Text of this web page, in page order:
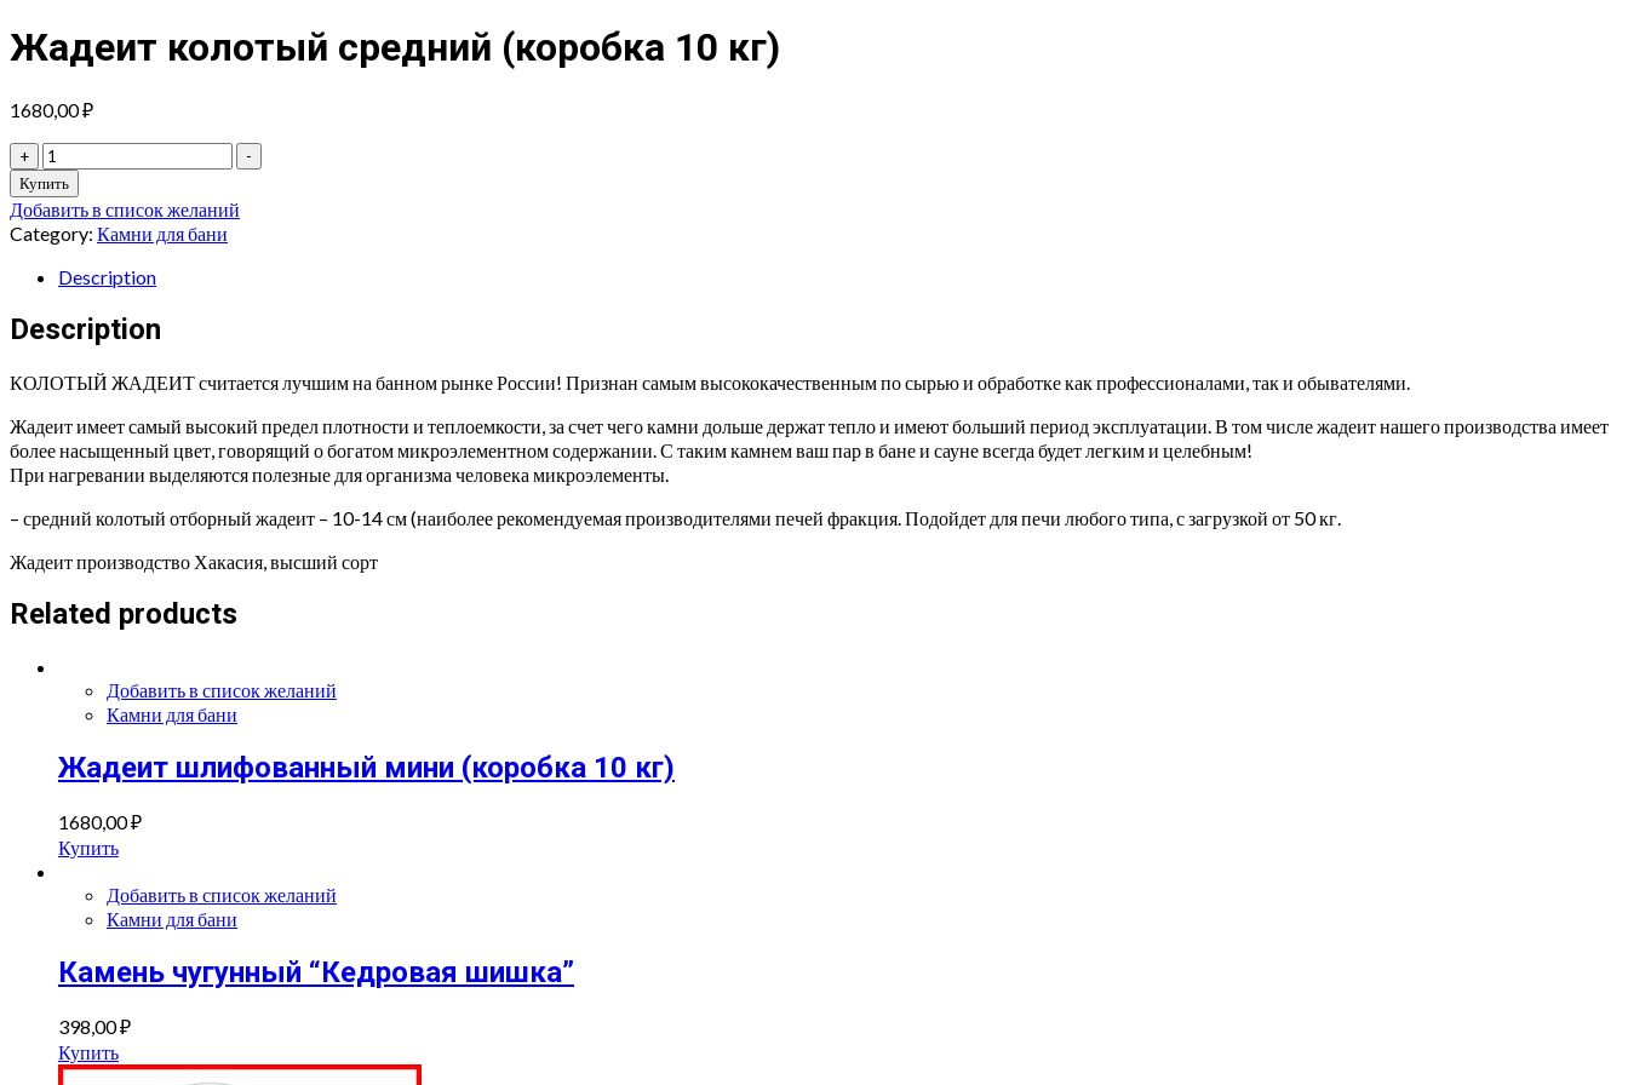
Жадеит колотый средний (коробка 10 кг)
1680,00₽
+
Жадеит
колотый
средний
(коробка
10
кг)
-
Купить
Добавить в список желаний
Category: Камни для бани
Description
Description
КОЛОТЫЙ ЖАДЕИТ считается лучшим на банном рынке России! Признан самым высококачественным по сырью и обработке как профессионалами, так и обывателями.
Жадеит имеет самый высокий предел плотности и теплоемкости, за счет чего камни дольше держат тепло и имеют больший период эксплуатации. В том числе жадеит нашего производства имеет
более насыщенный цвет, говорящий о богатом микроэлементном содержании. С таким камнем ваш пар в бане и сауне всегда будет легким и целебным!
При нагревании выделяются полезные для организма человека микроэлементы.
– средний колотый отборный жадеит – 10-14 см (наиболее рекомендуемая производителями печей фракция. Подойдет для печи любого типа, с загрузкой от 50 кг.
Жадеит производство Хакасия, высший сорт
Related products
Добавить в список желаний
Камни для бани
Жадеит шлифованный мини (коробка 10 кг)
1680,00₽
Купить
Добавить в список желаний
Камни для бани
Камень чугунный “Кедровая шишка”
398,00₽
Купить